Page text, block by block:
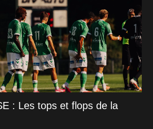
: Les tops et flops de la